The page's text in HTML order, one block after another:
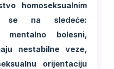
homoseksualnim
se na sledeće:
mentalno bolesni,
nestabilne veze,
orijentaciju